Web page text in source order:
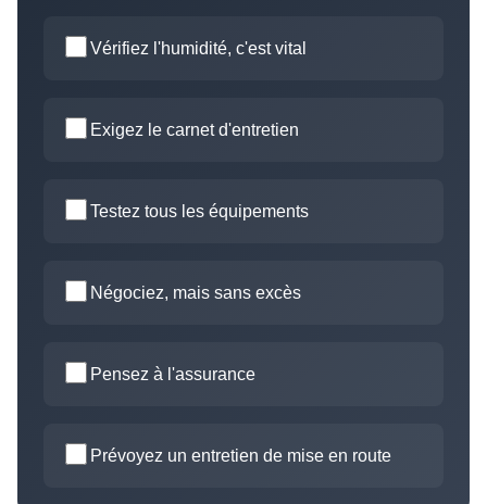
Vérifiez l'humidité, c'est vital
Exigez le carnet d'entretien
Testez tous les équipements
Négociez, mais sans excès
Pensez à l'assurance
Prévoyez un entretien de mise en route